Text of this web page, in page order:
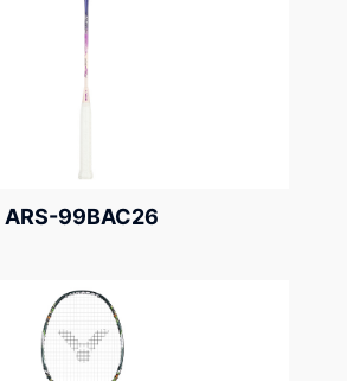
ARS-99BAC26